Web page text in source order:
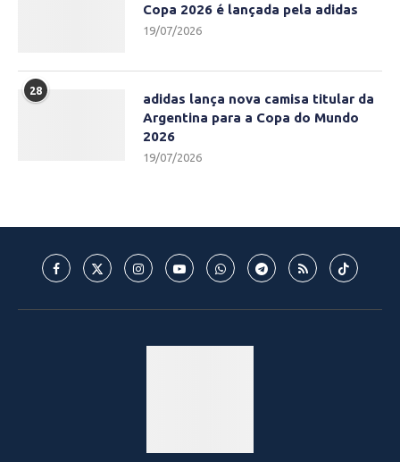
Copa 2026 é lançada pela adidas
19/07/2026
28
adidas lança nova camisa titular da
Argentina para a Copa do Mundo
2026
19/07/2026